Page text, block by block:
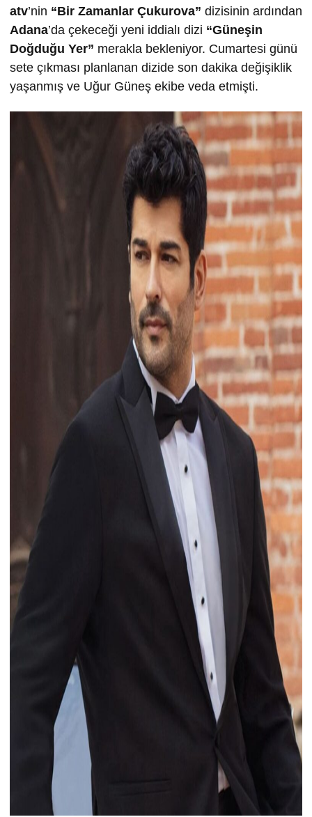
atv’nin “Bir Zamanlar Çukurova” dizisinin ardından
Adana’da çekeceği yeni iddialı dizi “Güneşin
Doğduğu Yer” merakla bekleniyor. Cumartesi günü
sete çıkması planlanan dizide son dakika değişiklik
yaşanmış ve Uğur Güneş ekibe veda etmişti.